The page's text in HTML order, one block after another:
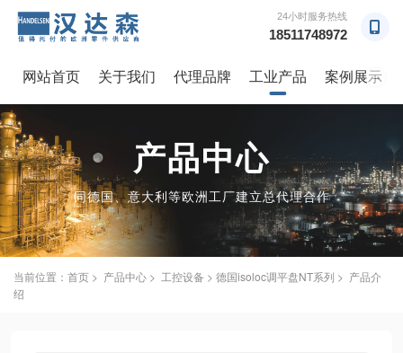
24小时服务热线
18511748972
→
网站首页 关于我们 代理品牌 工业产品 案例展示
产品中心
同德国、意大利等欧洲工厂建立总代理合作
当前位置： 首页 > 产品中心 > 工控设备 > 德国isoloc调平盘NT系列 > 产品介
绍